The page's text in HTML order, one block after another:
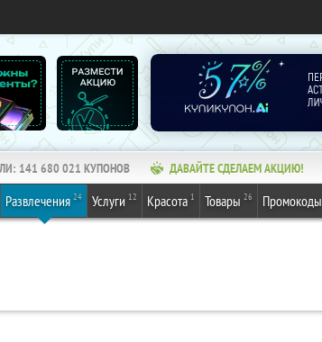
141 680 021 КУПОНОВ ДАВАЙТЕ СДЕЛАЕМ АКЦИЮ!
Развлечения 24 Услуги 12 Красота 1 Товары 26 Промокоды